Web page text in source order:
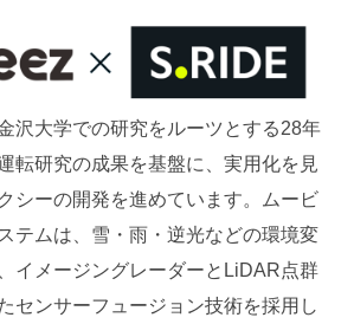
沢大学での研究をルーツとする28年
転研究の成果を基盤に、実用化を見
シーの開発を進めています。ムービ
テムは、雪・雨・逆光などの環境変
イメージングレーダーとLiDAR点群
センサーフュージョン技術を採用し